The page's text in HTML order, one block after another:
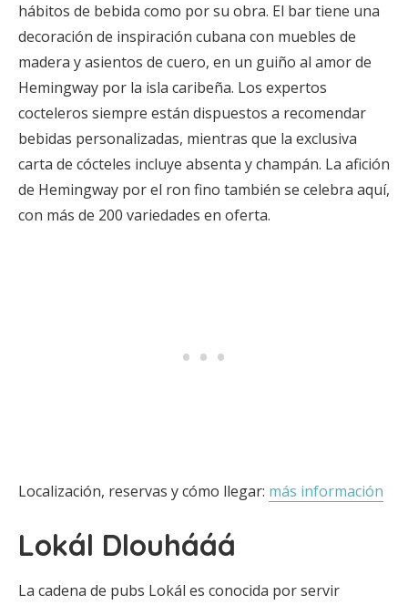
hábitos de bebida como por su obra. El bar tiene una
decoración de inspiración cubana con muebles de
madera y asientos de cuero, en un guiño al amor de
Hemingway por la isla caribeña. Los expertos
cocteleros siempre están dispuestos a recomendar
bebidas personalizadas, mientras que la exclusiva
carta de cócteles incluye absenta y champán. La afición
de Hemingway por el ron fino también se celebra aquí,
con más de 200 variedades en oferta.
Localización, reservas y cómo llegar: más información
Lokál Dlouhááá
La cadena de pubs Lokál es conocida por servir